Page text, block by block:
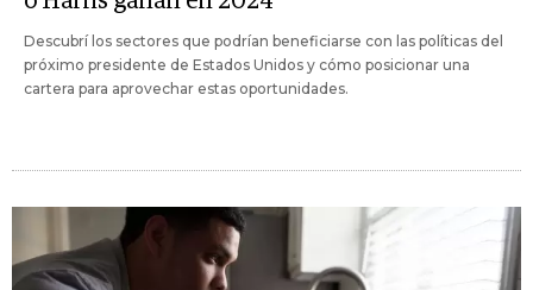
Descubrí los sectores que podrían beneficiarse con las políticas del
próximo presidente de Estados Unidos y cómo posicionar una
cartera para aprovechar estas oportunidades.